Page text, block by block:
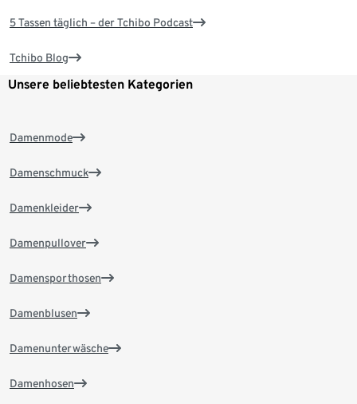
5 Tassen täglich – der Tchibo Podcast
Tchibo Blog
Unsere beliebtesten Kategorien
Damenmode
Damenschmuck
Damenkleider
Damenpullover
Damensporthosen
Damenblusen
Damenunterwäsche
Damenhosen